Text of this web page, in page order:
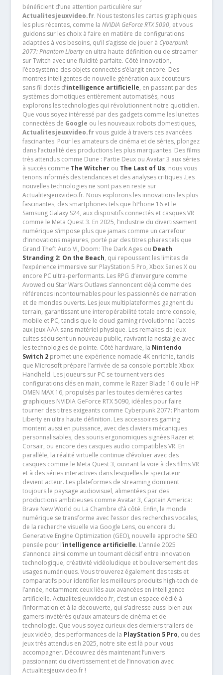
bénéficient d’une attention particulière sur
Actualitesjeuxvideo.fr. Nous testons les cartes graphiques
les plus récentes, comme la NVIDIA GeForce RTX 5090, et vous
guidons sur les choix à faire en matière de configurations
adaptées à vos besoins, qu’il s’agisse de jouer à Cyberpunk
2077: Phantom Libertyen ultra haute définition ou de streamer
sur Twitch avec une fluidité parfaite. Côté innovation,
l’écosystème des objets connectés s’élargit encore. Des
montres intelligentes de nouvelle génération aux écouteurs
sans fil dotés d’intelligence artificielle, en passant par des
systèmes domotiques entièrement automatisés, nous
explorons les technologies qui révolutionnent notre quotidien.
Que vous soyez intéressé par des gadgets comme les lunettes
connectées de Google ou les nouveaux robots domestiques,
Actualitesjeuxvideo.frvous guide à travers ces avancées
fascinantes. Pour les amateurs de cinéma et de séries, plongez
dans l’actualité des productions les plus marquantes. Des films
très attendus comme Dune : Partie Deux ou Avatar 3 aux séries
à succès comme The Witcherou The Last of Us, nous vous
tenons informés des tendances et des analyses critiques .Les
nouvelles technologies ne sont pas en reste sur
Actualitesjeuxvideo.fr. Nous explorons les innovations les plus
fascinantes, des smartphones tels que l’iPhone 16 et le
Samsung Galaxy S24, aux dispositifs connectés et casques VR
comme le Meta Quest 3. En 2025, l’industrie du divertissement
numérique s’impose plus que jamais comme un carrefour
d’innovations majeures, porté par des titres phares tels que
Grand Theft Auto VI, Doom: The Dark Ages ou Death
Stranding 2: On the Beach, qui repoussent les limites de
l’expérience immersive sur PlayStation 5 Pro, Xbox Series X ou
encore PC ultra-performants. Les RPG d’envergure comme
Avowed ou Star Wars Outlaws s’annoncent déjà comme des
références incontournables pour les passionnés de narration
et de mondes ouverts. Les jeux multiplateformes gagnent du
terrain, garantissant une interopérabilité totale entre console,
mobile et PC, tandis que le cloud gaming révolutionne l’accès
aux jeux AAA sans matériel physique. Les remakes de jeux
cultes séduisent un nouveau public, ravivant la nostalgie avec
les technologies de pointe. Côté hardware, la Nintendo
Switch 2promet une expérience nomade 4K enrichie, tandis
que Microsoft prépare l’arrivée de sa console portable Xbox
Handheld. Les joueurs sur PC se tournent vers des
configurations clés en main, comme le Razer Blade 16 ou le HP
OMEN MAX 16, propulsés par les toutes dernières cartes
graphiques NVIDIA GeForce RTX 5090, idéales pour faire
tourner des titres exigeants comme Cyberpunk 2077: Phantom
Liberty en ultra haute définition. Les accessoires gaming
montent aussi en puissance, avec des claviers mécaniques
personnalisables, des souris ergonomiques signées Razer et
Corsair, ou encore des casques audio compatibles VR. En
parallèle, la réalité virtuelle continue d’évoluer avec des
casques comme le Meta Quest 3, ouvrant la voie à des films VR
et à des séries interactives dans lesquelles le spectateur
devient acteur. Les plateformes de streaming dominent
toujours le paysage audiovisuel, alimentées par des
productions ambitieuses comme Avatar 3, Captain America:
Brave New World ou La Chambre d’à côté. Enfin, le monde
numérique se transforme avec l’essor des recherches vocales,
de la recherche visuelle via Google Lens, ou encore du
Generative Engine Optimization (GEO), nouvelle approche SEO
pensée pour l’intelligence artificielle. L’année 2025
s’annonce ainsi comme un tournant décisif entre innovation
technologique, créativité vidéoludique et bouleversement des
usages numériques. Vous trouverez également des tests et
comparatifs pour identifier les meilleurs produits high-tech de
l’année, notamment ceux liés aux avancées en intelligence
artificielle. Actualitesjeuxvideo.fr, c’est un espace dédié à
l’information et à la découverte, qui s’adresse aussi bien aux
gamers invétérés qu’aux amateurs de cinéma et de
technologie. Que vous soyez curieux des derniers trailers de
jeux vidéo, des performances de la PlayStation 5 Pro, ou des
jeux très attendus en 2025, notre site est là pour vous
accompagner. Découvrez dès maintenant l’univers
passionnant du divertissement et de l’innovation avec
Actualitesjeuxvideo.fr !